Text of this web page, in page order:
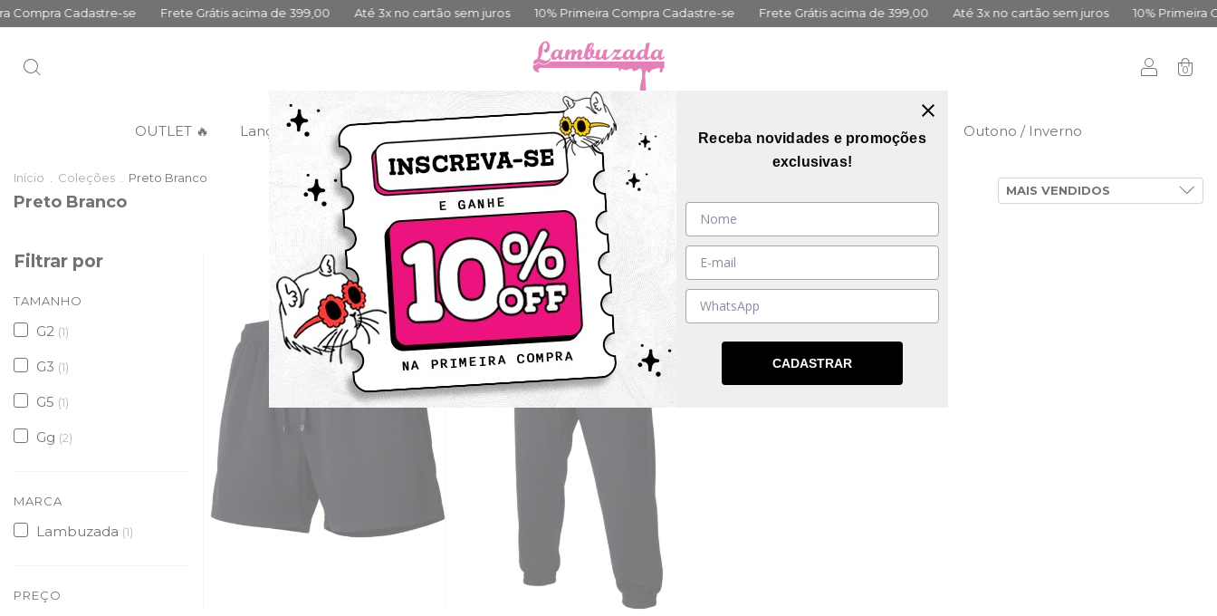
se Frete Grátis acima de 399,00 Até 3x no cartão sem juros 10% Primeira Compra Cadastre-se Frete Grátis acima de 399,00 Até 3x no cartão sem juros 10% Primeira Compra
0
OUTLET 🔥 Lançamentos Categorias Coleções Mais Vendidos Guia de medidas Vai Brasil Outono / Inverno
Início Coleções Preto Branco
Preto Branco
Filtrar por
TAMANHO
G2 (1)
G3 (1)
G5 (1)
Gg (2)
MARCA
Lambuzada (1)
PREÇO
DESCONTO PROGRESSIVO DESCONTO PROGRESSIVO
Receba novidades e promoções
exclusivas!
CADASTRAR